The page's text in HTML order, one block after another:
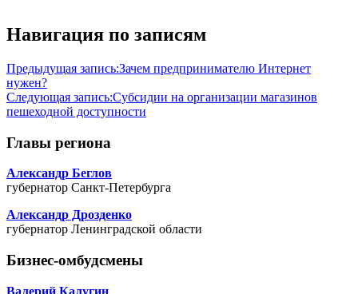
Навигация по записям
Предыдущая запись:Зачем предпринимателю Интернет
нужен?
Следующая запись:Субсидии на организации магазинов
пешеходной доступности
Главы региона
Александр Беглов
губернатор Санкт-Петербурга
Александр Дрозденко
губернатор Ленинградской области
Бизнес-омбудсмены
Валерий Калугин